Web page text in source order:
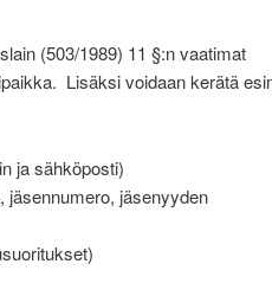
(503/1989) 11 §:n vaatimat
Lisäksi voidaan kerätä
ja sähköposti)
jäsenyyden